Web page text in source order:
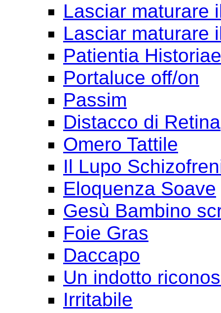
Lasciar maturare
Lasciar maturare
Patientia Historiae
Portaluce off/on
Passim
Distacco di Retina
Omero Tattile
Il Lupo
Eloquenza Soave
Gesù Bambino
Foie Gras
Daccapo
Un indotto
Irritabile